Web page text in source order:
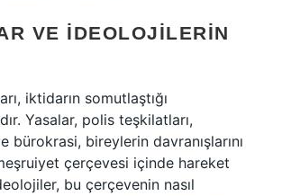
VE İDEOLOJILERIN
iktidarın somutlaştığı
Yasalar, polis teşkilatları,
bürokrasi, bireylerin davranışlarını
çerçevesi içinde hareket
bu çerçevenin nasıl